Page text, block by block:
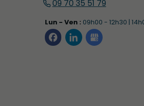
09 70 35 51 79
Lun - Ven : 09h00 - 12h30 |